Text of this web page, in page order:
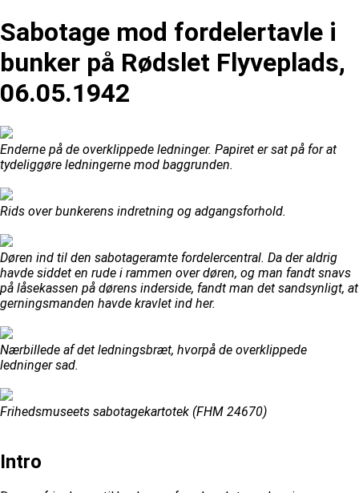
Sabotage mod fordelertavle i
bunker på Rødslet Flyveplads,
06.05.1942
Enderne på de overklippede ledninger. Papiret er sat på for at
tydeliggøre ledningerne mod baggrunden.
Rids over bunkerens indretning og adgangsforhold.
Døren ind til den sabotageramte fordelercentral. Da der aldrig
havde siddet en rude i rammen over døren, og man fandt snavs
på låsekassen på dørens inderside, fandt man det sandsynligt, at
gerningsmanden havde kravlet ind her.
Nærbillede af det ledningsbræt, hvorpå de overklippede
ledninger sad.
Frihedsmuseets sabotagekartotek (FHM 24670)
Intro